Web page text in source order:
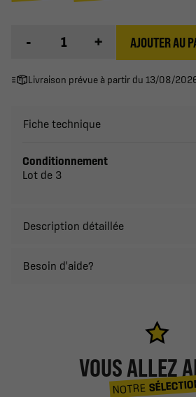
- + AJOUTER AU
Livraison prévue à partir du 13/08/
Fiche technique
Conditionnement
Lot de 3
Description détaillée
Besoin d'aide?
VOUS ALLEZ
NOTRE